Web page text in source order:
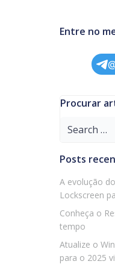
Entre no
Procurar
Search
Posts
A evolução
Lockscreen
Conheça o
tempo
Atualize o
para o 2025